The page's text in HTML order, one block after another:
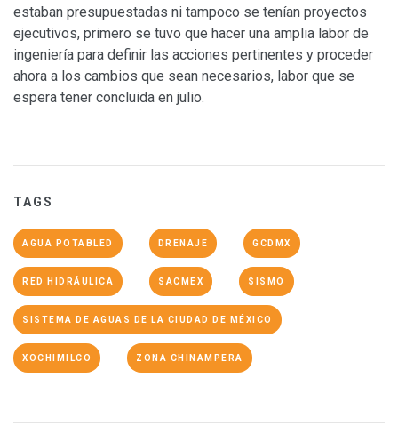
estaban presupuestadas ni tampoco se tenían proyectos
ejecutivos, primero se tuvo que hacer una amplia labor de
ingeniería para definir las acciones pertinentes y proceder
ahora a los cambios que sean necesarios, labor que se
espera tener concluida en julio.
TAGS
AGUA POTABLED DRENAJE GCDMX
RED HIDRÁULICA SACMEX SISMO
SISTEMA DE AGUAS DE LA CIUDAD DE MÉXICO
XOCHIMILCO ZONA CHINAMPERA